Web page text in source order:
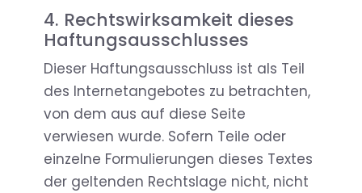
4. Rechtswirksamkeit dieses
Haftungsausschlusses
Dieser Haftungsausschluss ist als Teil
des Internetangebotes zu betrachten,
von dem aus auf diese Seite
verwiesen wurde. Sofern Teile oder
einzelne Formulierungen dieses Textes
der geltenden Rechtslage nicht, nicht